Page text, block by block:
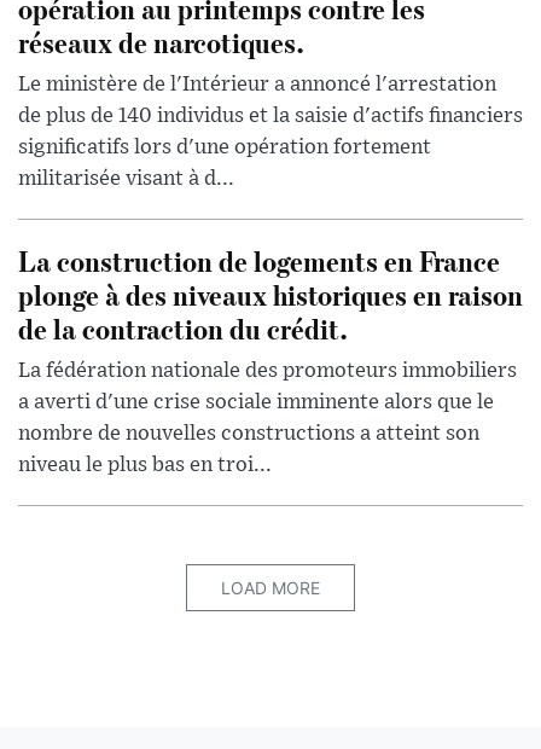
opération au printemps contre les
réseaux de narcotiques.
Le ministère de l'Intérieur a annoncé l'arrestation
de plus de 140 individus et la saisie d'actifs financiers
significatifs lors d'une opération fortement
militarisée visant à d...
La construction de logements en France
plonge à des niveaux historiques en raison
de la contraction du crédit.
La fédération nationale des promoteurs immobiliers
a averti d'une crise sociale imminente alors que le
nombre de nouvelles constructions a atteint son
niveau le plus bas en troi...
LOAD MORE